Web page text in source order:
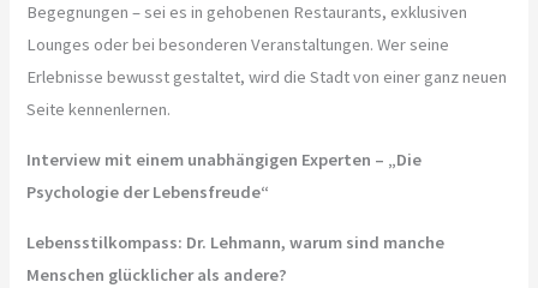
Begegnungen – sei es in gehobenen Restaurants, exklusiven
Lounges oder bei besonderen Veranstaltungen. Wer seine
Erlebnisse bewusst gestaltet, wird die Stadt von einer ganz neuen
Seite kennenlernen.
Interview mit einem unabhängigen Experten – „Die
Psychologie der Lebensfreude“
Lebensstilkompass: Dr. Lehmann, warum sind manche
Menschen glücklicher als andere?